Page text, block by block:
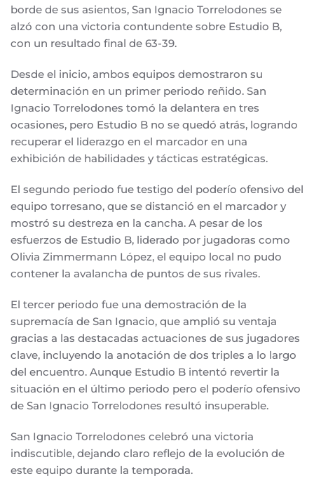
borde de sus asientos, San Ignacio Torrelodones se
alzó con una victoria contundente sobre Estudio B,
con un resultado final de 63-39.
Desde el inicio, ambos equipos demostraron su
determinación en un primer periodo reñido. San
Ignacio Torrelodones tomó la delantera en tres
ocasiones, pero Estudio B no se quedó atrás, logrando
recuperar el liderazgo en el marcador en una
exhibición de habilidades y tácticas estratégicas.
El segundo periodo fue testigo del poderío ofensivo del
equipo torresano, que se distanció en el marcador y
mostró su destreza en la cancha. A pesar de los
esfuerzos de Estudio B, liderado por jugadoras como
Olivia Zimmermann López, el equipo local no pudo
contener la avalancha de puntos de sus rivales.
El tercer periodo fue una demostración de la
supremacía de San Ignacio, que amplió su ventaja
gracias a las destacadas actuaciones de sus jugadores
clave, incluyendo la anotación de dos triples a lo largo
del encuentro. Aunque Estudio B intentó revertir la
situación en el último periodo pero el poderío ofensivo
de San Ignacio Torrelodones resultó insuperable.
San Ignacio Torrelodones celebró una victoria
indiscutible, dejando claro reflejo de la evolución de
este equipo durante la temporada.